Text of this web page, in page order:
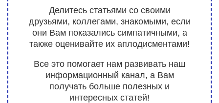
Делитесь статьями со своими
друзьями, коллегами, знакомыми, если
они Вам показались симпатичными, а
также оценивайте их аплодисментами!
Все это помогает нам развивать наш
информационный канал, а Вам
получать больше полезных и
интересных статей!